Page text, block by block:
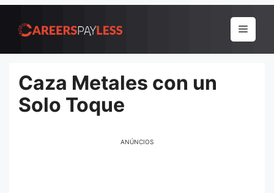
para
conteúdo
Menu
Caza Metales con un
Solo Toque
ANÚNCIOS